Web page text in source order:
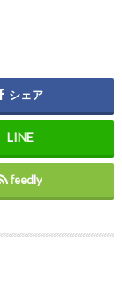
シェア
feedly